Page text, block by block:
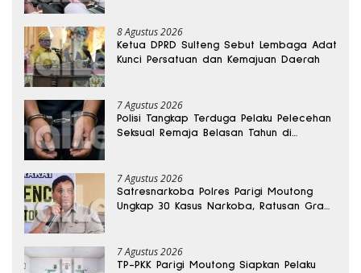
8 Agustus 2026
Ketua DPRD Sulteng Sebut Lembaga Adat
Kunci Persatuan dan Kemajuan Daerah
7 Agustus 2026
Polisi Tangkap Terduga Pelaku Pelecehan
Seksual Remaja Belasan Tahun di
7 Agustus 2026
Satresnarkoba Polres Parigi Moutong
Ungkap 30 Kasus Narkoba, Ratusan Gram
7 Agustus 2026
TP-PKK Parigi Moutong Siapkan Pelaku